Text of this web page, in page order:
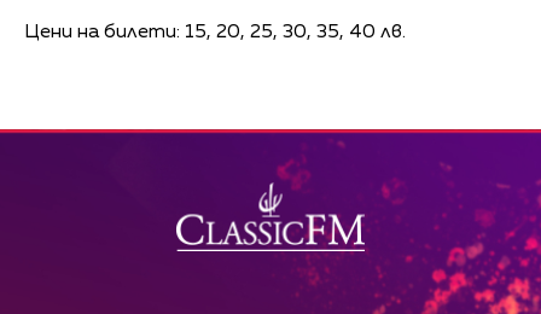
Цени на билети: 15, 20, 25, 30, 35, 40 лв.